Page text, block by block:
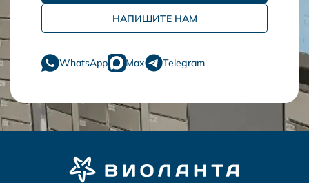
НАПИШИТЕ НАМ
WhatsApp Max Telegram